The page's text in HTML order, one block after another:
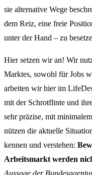
sie alternative Wege
dem Reiz, eine freie
unter der Hand – zu
Hier setzen wir an! Wir
Marktes, sowohl für Jobs
arbeiten wir hier im
mit der Schrotflinte und
sehr präzise, mit
nützen die aktuelle
kennen und verstehen:
Arbeitsmarkt werden
Aussage der